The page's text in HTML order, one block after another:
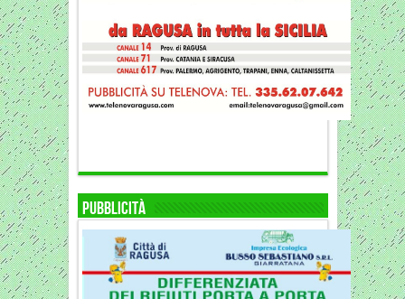
Pubblicità